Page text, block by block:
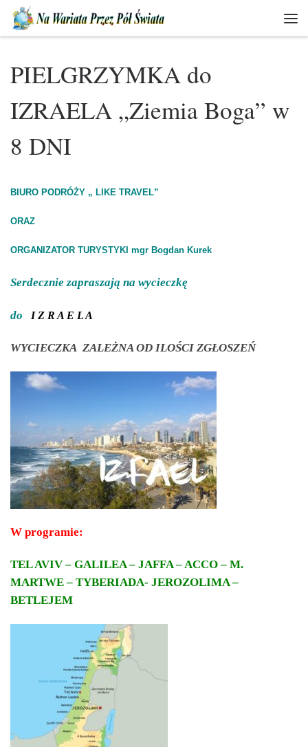
Skip to content
PIELGRZYMKA do
IZRAELA „Ziemia Boga” w
8 DNI
BIURO PODRÓŻY „ LIKE TRAVEL”
ORAZ
ORGANIZATOR TURYSTYKI mgr Bogdan Kurek
Serdecznie zapraszają na wycieczkę
do I Z R A E L A
WYCIECZKA ZALEŻNA OD ILOŚCI ZGŁOSZEŃ
W programie:
TEL AVIV – GALILEA – JAFFA – ACCO – M.
MARTWE – TYBERIADA- JEROZOLIMA –
BETLEJEM